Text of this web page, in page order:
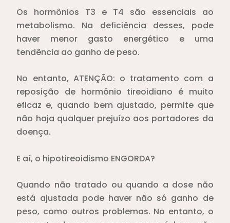
Os hormônios T3 e T4 são essenciais ao
metabolismo. Na deficiência desses, pode
haver menor gasto energético e uma
tendência ao ganho de peso.
No entanto, ATENÇÃO: o tratamento com a
reposição de hormônio tireoidiano é muito
eficaz e, quando bem ajustado, permite que
não haja qualquer prejuízo aos portadores da
doença.
E aí, o hipotireoidismo ENGORDA?
Quando não tratado ou quando a dose não
está ajustada pode haver não só ganho de
peso, como outros problemas. No entanto, o